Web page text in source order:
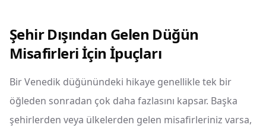
Şehir Dışından Gelen Düğün
Misafirleri İçin İpuçları
Bir Venedik düğünündeki hikaye genellikle tek bir
öğleden sonradan çok daha fazlasını kapsar. Başka
şehirlerden veya ülkelerden gelen misafirleriniz varsa,